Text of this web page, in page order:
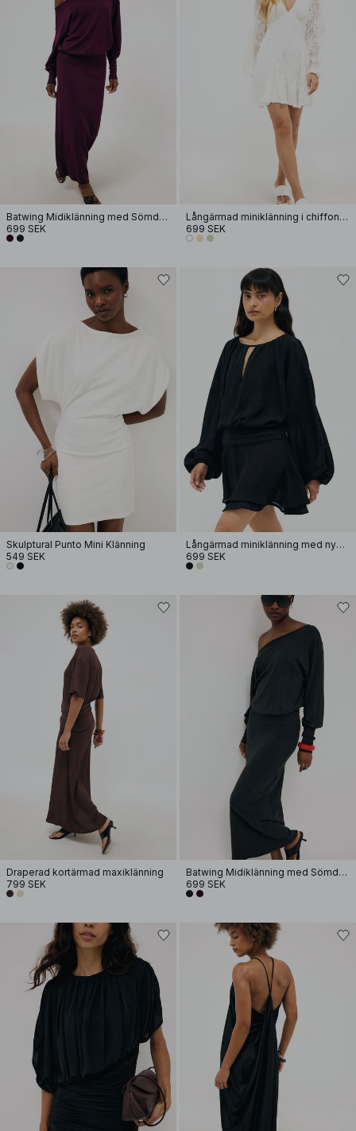
Batwing Midiklänning med Sömdetaljer
699 SEK
Långärmad miniklänning i chiffon med broderi
699 SEK
Skulptural Punto Mini Klänning
549 SEK
Långärmad miniklänning med nyckelhål
699 SEK
Draperad kortärmad maxiklänning
799 SEK
Batwing Midiklänning med Sömdetaljer
699 SEK